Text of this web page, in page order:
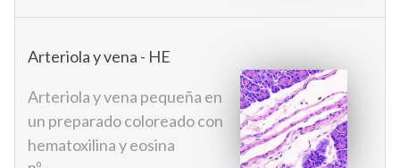
Arteriola y vena - HE
Arteriola y vena pequeña en
un preparado coloreado con
hematoxilina y eosina